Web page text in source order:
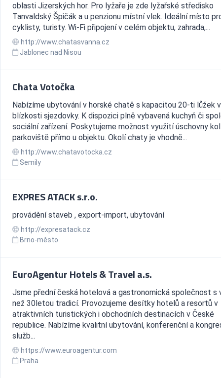
oblasti Jizerských hor. Pro lyžaře je zde lyžařské středisko
Tanvaldský Špičák a u penzionu místní vlek. Ideální místo
cyklisty, turisty. Wi-Fi připojení v celém objektu, zahrada,...
http://www.chatasvanna.cz
Jablonec nad Nisou
Chata Votočka
Nabízíme ubytování v horské chatě s kapacitou 20-ti lůžek
blízkosti sjezdovky. K dispozici plně vybavená kuchyň či
sociální zařízení. Poskytujeme možnost využití úschovny
parkoviště přímo u objektu. Okolí chaty je vhodně...
http://www.chatavotocka.cz
Semily
EXPRES ATACK s.r.o.
provádění staveb , export-import, ubytování
http://expresatack.cz
Brno-město
EuroAgentur Hotels & Travel a.s.
Jsme přední česká hotelová a gastronomická společnost s
než 30letou tradicí. Provozujeme desítky hotelů a resortů v
atraktivních turistických i obchodních destinacích v České
republice. Nabízíme kvalitní ubytování, konferenční a
služb...
https://www.euroagentur.com
Praha